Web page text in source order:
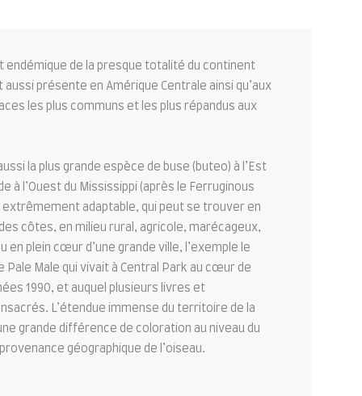
endémique de la presque totalité du continent
présente en Amérique Centrale ainsi qu’aux
les plus communs et les plus répandus aux
la plus grande espèce de buse (buteo) à l’Est
à l’Ouest du Mississippi (après le Ferruginous
extrêmement adaptable, qui peut se trouver en
côtes, en milieu rural, agricole, marécageux,
en plein cœur d’une grande ville, l’exemple le
Pale Male qui vivait à Central Park au cœur de
1990, et auquel plusieurs livres et
L’étendue immense du territoire de la
grande différence de coloration au niveau du
géographique de l’oiseau.